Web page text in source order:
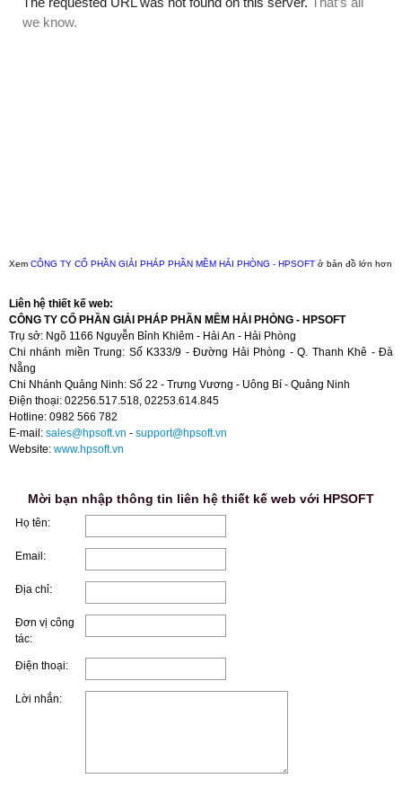
Xem CÔNG TY CỔ PHẦN GIẢI PHÁP PHẦN MỀM HẢI PHÒNG - HPSOFT ở bản đồ lớn hơn
Liên hệ thiết kế web:
CÔNG TY CỔ PHẦN GIẢI PHÁP PHẦN MỀM HẢI PHÒNG - HPSOFT
Trụ sở: Ngõ 1166 Nguyễn Bỉnh Khiêm - Hải An - Hải Phòng
Chi nhánh miền Trung: Số K333/9 - Đường Hải Phòng - Q. Thanh Khê - Đà
Nẵng
Chi Nhánh Quảng Ninh: Số 22 - Trưng Vương - Uông Bí - Quảng Ninh
Điện thoại: 02256.517.518, 02253.614.845
Hotline: 0982 566 782
E-mail: sales@hpsoft.vn - support@hpsoft.vn
Website: www.hpsoft.vn
Mời bạn nhập thông tin liên hệ thiết kế web với HPSOFT
Họ tên:
Email:
Địa chỉ:
Đơn vị công
tác:
Điện thoại:
Lời nhắn: